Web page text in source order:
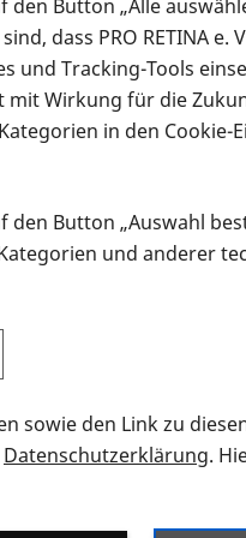
möchten wissen, wie
den Button „Alle
dass PRO RETINA e.
und Tracking-Tools
mit Wirkung für die
in den Cookie-
den Button „Auswahl
und anderer
sowie den Link zu
Datenschutzerklärung.